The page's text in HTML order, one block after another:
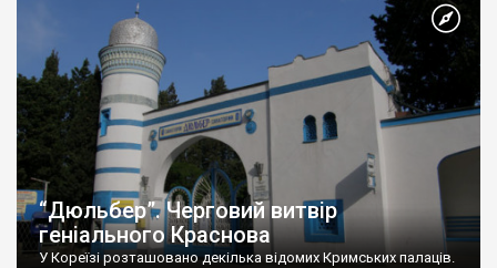
“Дюльбер”. Черговий витвір
геніального Краснова
У Кореїзі розташовано декілька відомих Кримських палаців.